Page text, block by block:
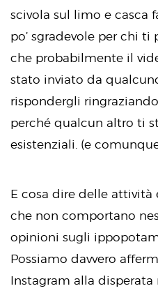
scivola sul limo e casca
po’ sgradevole per chi ti
che probabilmente il
stato inviato da
rispondergli
perché qualcun altro ti
esistenziali. (e
E cosa dire delle
che non comportano
opinioni sugli
Possiamo davvero
Instagram alla